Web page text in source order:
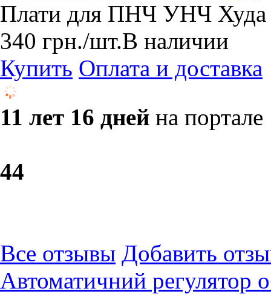
Плати для ПНЧ УНЧ Худа
340 грн./шт.В наличии
Купить Оплата и доставка
11 лет 16 дней на портале
44
Все отзывы Добавить
Автоматичний регулятор